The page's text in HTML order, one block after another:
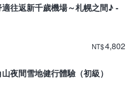
往返新千歲機場～札幌之間♪ -
NT$4,802
夜間雪地健行體驗（初級）